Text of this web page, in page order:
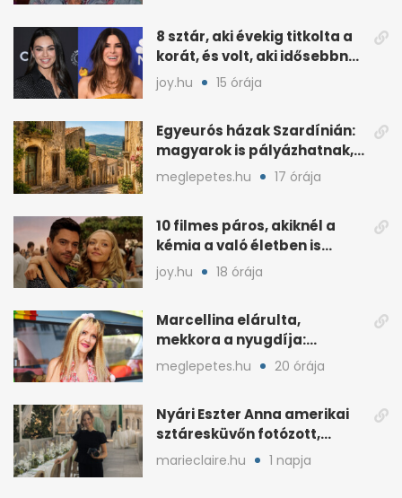
8 sztár, aki évekig titkolta a
korát, és volt, aki idősebbnek
mondta
joy.hu 15 órája
Egyeurós házak Szardínián:
magyarok is pályázhatnak,
de vannak feltételek
meglepetes.hu 17 órája
10 filmes páros, akiknél a
kémia a való életben is
féltékenységet szült
joy.hu 18 órája
Marcellina elárulta,
mekkora a nyugdíja:
„Ötvenezer forint”
meglepetes.hu 20 órája
Nyári Eszter Anna amerikai
sztáresküvőn fotózott,
kisbabája után pár
marieclaire.hu 1 napja